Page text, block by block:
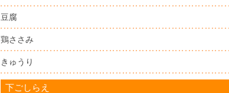
豆腐
鶏ささみ
きゅうり
下ごしらえ